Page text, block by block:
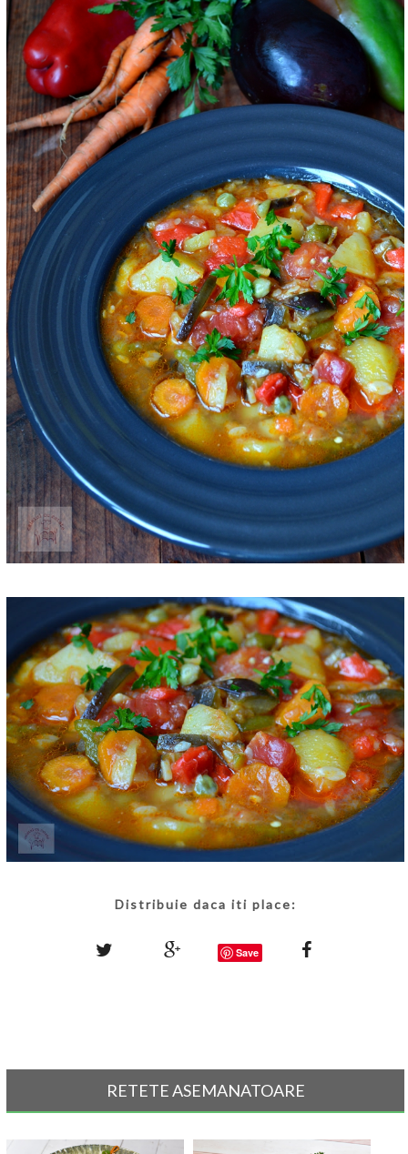
Distribuie daca iti place:
Save
RETETE ASEMANATOARE